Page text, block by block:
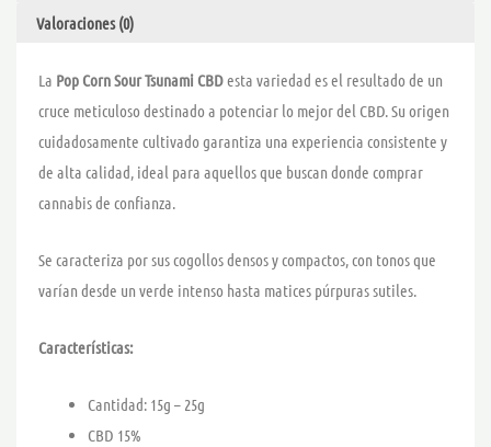
Valoraciones (0)
La Pop Corn Sour Tsunami CBDesta variedad es el resultado de un
cruce meticuloso destinado a potenciar lo mejor del CBD. Su origen
cuidadosamente cultivado garantiza una experiencia consistente y
de alta calidad, ideal para aquellos que buscan donde comprar
cannabis de confianza.
Se caracteriza por sus cogollos densos y compactos, con tonos que
varían desde un verde intenso hasta matices púrpuras sutiles.
Características:
Cantidad: 15g – 25g
CBD 15%